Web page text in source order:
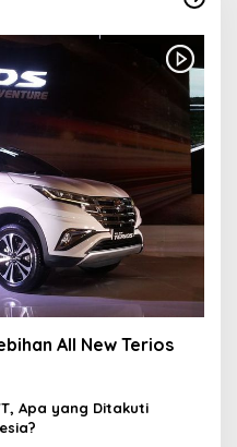
All New Terios
Apa yang Ditakuti